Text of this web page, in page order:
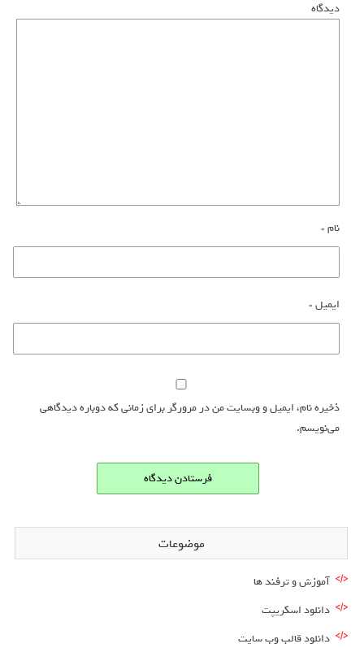
دیدگاه
نام*
ایمیل*
ذخیره نام، ایمیل و وبسایت من در مرورگر برای زمانی که دوباره دیدگاهی
می‌نویسم.
موضوعات
آموزش و ترفند ها
دانلود اسکریپت
دانلود قالب وب سایت